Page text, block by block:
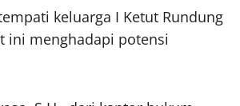
keluarga I Ketut Rundung
ini menghadapi potensi